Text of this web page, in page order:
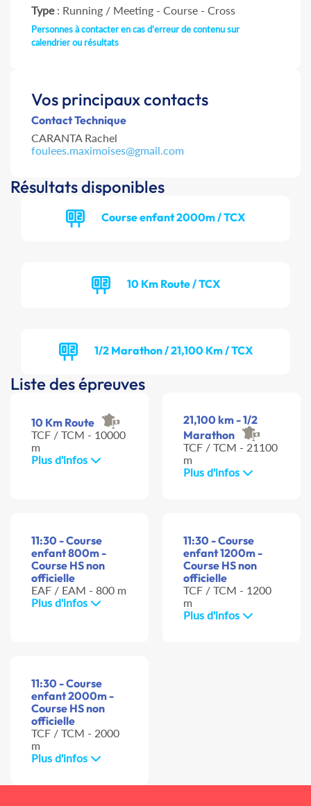
Type: Running / Meeting - Course - Cross
Personnes à contacter en cas d'erreur de contenu sur
calendrier ou résultats
Vos principaux contacts
Contact Technique
CARANTA Rachel
foulees.maximoises@gmail.com
Résultats disponibles
Course enfant 2000m / TCX
10 Km Route / TCX
1/2 Marathon / 21,100 Km / TCX
Liste des épreuves
10 Km Route
TCF / TCM - 10000
m
Plus d'infos
21,100 km - 1/2
Marathon
TCF / TCM - 21100
m
Plus d'infos
11:30 - Course
enfant 800m -
Course HS non
officielle
EAF / EAM - 800 m
Plus d'infos
11:30 - Course
enfant 1200m -
Course HS non
officielle
TCF / TCM - 1200
m
Plus d'infos
11:30 - Course
enfant 2000m -
Course HS non
officielle
TCF / TCM - 2000
m
Plus d'infos